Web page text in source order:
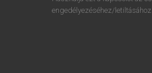
engedélyezéséhez/letiltásához.